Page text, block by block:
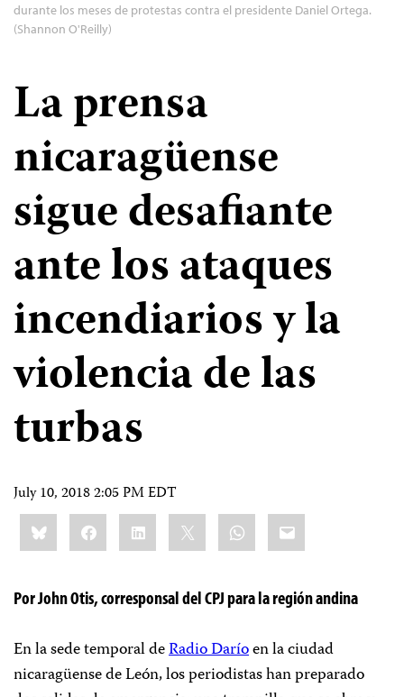
durante los meses de protestas contra el presidente Daniel Ortega.
(Shannon O'Reilly)
La prensa
nicaragüense
sigue desafiante
ante los ataques
incendiarios y la
violencia de las
turbas
July 10, 2018 2:05 PM EDT
Share
this:BlueskyFacebookLinkedIn WhatsApp
Email
Por John Otis, corresponsal del CPJ para la región andina
En la sede temporal deRadio Daríoen la ciudad
nicaragüensede León, los periodistas han preparado